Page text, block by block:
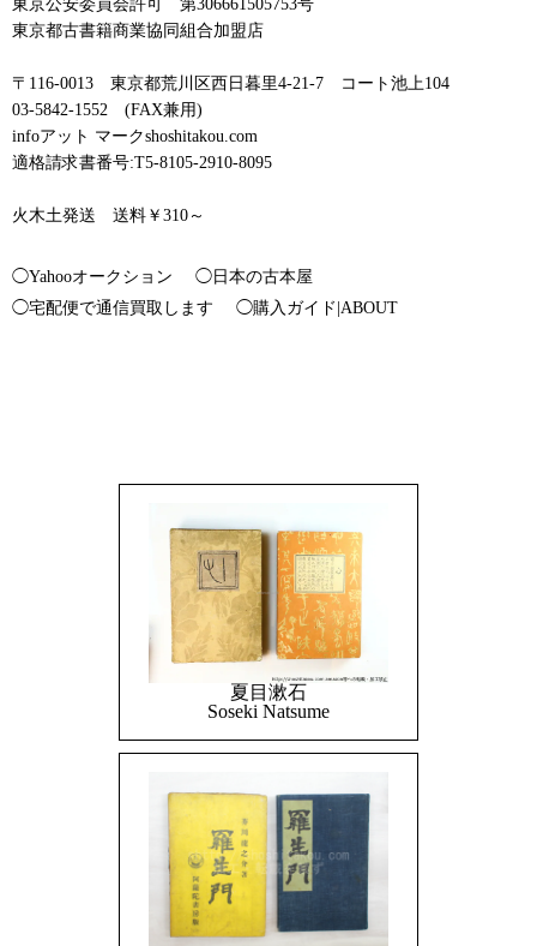
東京公安委員会許可 第306661505753号
東京都古書籍商業協同組合加盟店
〒116-0013 東京都荒川区西日暮里4-21-7 コート池上104
03-5842-1552 (FAX兼用)
infoアット マークshoshitakou.com
適格請求書番号:T5-8105-2910-8095
火木土発送 送料￥310～
◯Yahooオークション
◯日本の古本屋
◯宅配便で通信買取します
◯購入ガイド|ABOUT
夏目漱石
Soseki Natsume